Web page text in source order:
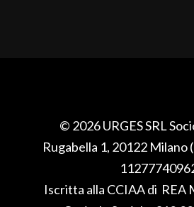
© 2026 URGES SRL
Rugabella 1, 20122 Milano
Iscritta alla CCIAA di REA